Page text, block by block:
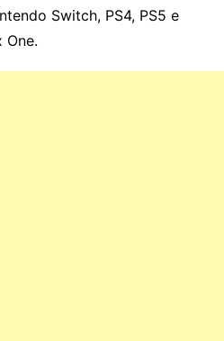
Switch, PS4, PS5 e
One.